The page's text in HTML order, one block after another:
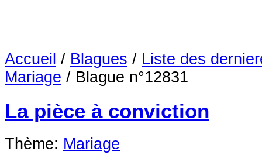
Accueil / Blagues / Liste des
Mariage / Blague n°12831
La pièce à conviction
Thème: Mariage